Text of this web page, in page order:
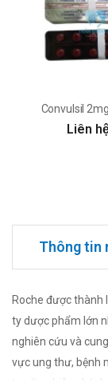
Convulsil
Liên
Thông tin
Roche được thành
ty dược phẩm lớn
nghiên cứu và
vực ung thư, bệnh
truyền nhiễm,